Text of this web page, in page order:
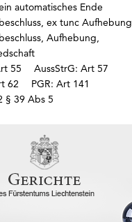
automatisches Ende
ex tunc Aufhebung
Aufhebung,
55
AussStrG: Art 57
62
PGR: Art 141
§ 39 Abs 5